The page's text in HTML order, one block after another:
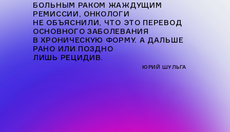
ЮРИЙ ШУЛЬГА
БОЛЬНЫМ РАКОМ ЖАЖДУЩИМ
РЕМИССИИ, ОНКОЛОГИ
НЕ ОБЪЯСНИЛИ, ЧТО ЭТО ПЕРЕВОД
ОСНОВНОГО ЗАБОЛЕВАНИЯ
В ХРОНИЧЕСКУЮ ФОРМУ. А ДАЛЬШЕ
РАНО ИЛИ ПОЗДНО
ЛИШЬ РЕЦИДИВ.